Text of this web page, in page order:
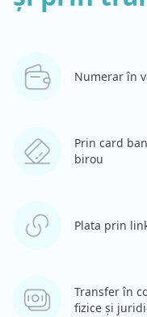
Numerar în
Prin card
birou
Plata prin
Transfer în
fizice și